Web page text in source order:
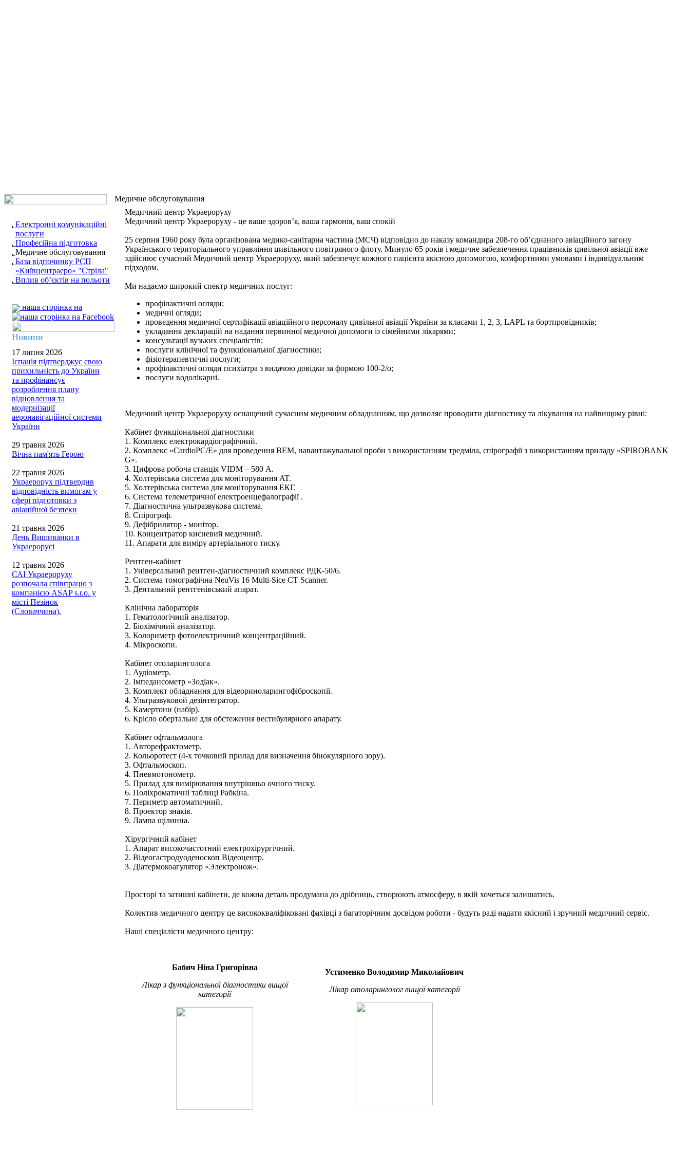
Електронні комунікаційні
послуги
Професійна підготовка
Медичне обслуговування
База відпочинку РСП
«Київцентраеро» "Стріла"
Вплив об’єктів на польоти
наша сторінка на
Новини
17 липня 2026
Іспанія підтверджує свою
прихильність до України
та профінансує
розроблення плану
відновлення та
модернізації
аеронавігаційної системи
України
29 травня 2026
Вічна пам'ять Герою
22 травня 2026
Украерорух підтвердив
відповідність вимогам у
сфері підготовки з
авіаційної безпеки
21 травня 2026
День Вишиванки в
Украерорусі
12 травня 2026
САІ Украероруху
розпочала співпрацю з
компанією ASAP s.r.o. у
місті Пезінок
(Словаччина).
Медичне обслуговування
Медичний центр Украероруху
Медичний центр Украероруху - це ваше здоров’я, ваша гармонія, ваш спокій
25 серпня 1960 року була організована медико-санітарна частина (МСЧ) відповідно до наказу командира 208-го об’єднаного авіаційного загону
Українського територіального управління цивільного повітряного флоту. Минуло 65 років і медичне забезпечення працівників цивільної авіації вже
здійснює сучасний Медичний центр Украероруху, який забезпечує кожного пацієнта якісною допомогою, комфортними умовами і індивідуальним
підходом.
Ми надаємо широкий спектр медичних послуг:
профілактичні огляди;
медичні огляди;
проведення медичної сертифікації авіаційного персоналу цивільної авіації України за класами 1, 2, 3, LAPL та бортпровідників;
укладання декларацій на надання первинної медичної допомоги із сімейними лікарями;
консультації вузьких спеціалістів;
послуги клінічної та функціональної діагностики;
фізіотерапевтичні послуги;
профілактичні огляди психіатра з видачою довідки за формою 100-2/о;
послуги водолікарні.
Медичний центр Украероруху оснащений сучасним медичним обладнанням, що дозволяє проводити діагностику та лікування на найвищому рівні:
Кабінет функціональної діагностики
1. Комплекс електрокардіографічний.
2. Комплекс «CardioPC/Е» для проведення ВЕМ, навантажувальної проби з використанням тредміла, спірографії з використанням приладу «SPIROBANK
G».
3. Цифрова робоча станція VIDM – 580 А.
4. Холтерівська система для моніторування AT.
5. Холтерівська система для моніторування ЕКГ.
6. Система телеметричної електроенцефалографії .
7. Діагностична ультразвукова система.
8. Спірограф.
9. Дефібрилятор - монітор.
10. Концентратор кисневий медичний.
11. Апарати для виміру артеріального тиску.
Рентген-кабінет
1. Універсальний рентген-діагностичний комплекс РДК-50/6.
2. Система томографічна NeuVis 16 Multi-Sice CT Scanner.
3. Дентальний рентгенівський апарат.
Клінічна лабораторія
1. Гематологічний аналізатор.
2. Біохімічний аналізатор.
3. Колориметр фотоелектричний концентраційний.
4. Мікроскопи.
Кабінет отоларинголога
1. Аудіометр.
2. Імпедансометр «Зодіак».
3. Комплект обладнання для відеориноларингофіброскопії.
4. Ультразвуковой дезінтегратор.
5. Камертони (набір).
6. Крісло обертальне для обстеження вестибулярного апарату.
Кабінет офтальмолога
1. Авторефрактометр.
2. Кольоротест (4-х точковий прилад для визначення бінокулярного зору).
3. Офтальмоскоп.
4. Пневмотонометр.
5. Прилад для вимірювання внутрішньо очного тиску.
6. Поліхроматичні таблиці Рабкіна.
7. Периметр автоматичний.
8. Проектор знаків.
9. Лампа щілинна.
Хірургічний кабінет
1. Апарат високочастотний електрохірургічний.
2. Відеогастродуоденоскоп Відеоцентр.
3. Діатермокоагулятор «Электронож».
Просторі та затишні кабінети, де кожна деталь продумана до дрібниць, створюють атмосферу, в якій хочеться залишатись.
Колектив медичного центру це висококваліфіковані фахівці з багаторічним досвідом роботи - будуть раді надати якісний і зручний медичний сервіс.
Наші спеціалісти медичного центру:
Бабич Ніна Григорівна
Лікар з функціональної діагностики вищої
категорії
Устименко Володимир Миколайович
Лікар отоларинголог вищої категорії